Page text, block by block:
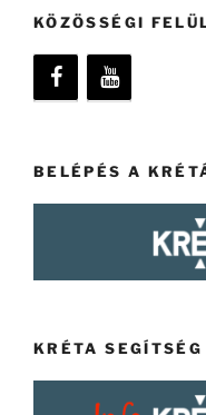
KÖZÖSSÉGI
BELÉPÉS A
KRÉTA